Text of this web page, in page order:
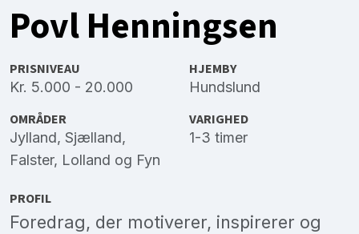
Povl Henningsen
PRISNIVEAU
Kr. 5.000 - 20.000
HJEMBY
Hundslund
OMRÅDER
Jylland, Sjælland,
Falster, Lolland og Fyn
VARIGHED
1-3 timer
PROFIL
Foredrag, der motiverer, inspirerer og